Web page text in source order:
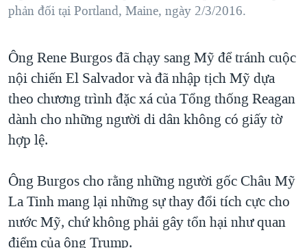
phản đối tại Portland, Maine, ngày 2/3/2016.
Ông Rene Burgos đã chạy sang Mỹ để tránh cuộc
nội chiến El Salvador và đã nhập tịch Mỹ dựa
theo chương trình đặc xá của Tổng thống Reagan
dành cho những người di dân không có giấy tờ
hợp lệ.
Ông Burgos cho rằng những người gốc Châu Mỹ
La Tinh mang lại những sự thay đổi tích cực cho
nước Mỹ, chứ không phải gây tổn hại như quan
điểm của ông Trump.